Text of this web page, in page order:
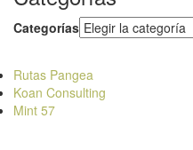
Categorías
Rutas Pangea
Koan Consulting
Mint 57